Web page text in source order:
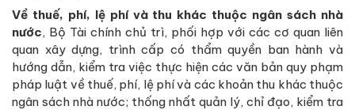
Về thuế, phí, lệ phí và thu khác thuộc ngân sách nhà
nước, Bộ Tài chính chủ trì, phối hợp với các cơ quan liên
quan xây dựng, trình cấp có thẩm quyền ban hành và
hướng dẫn, kiểm tra việc thực hiện các văn bản quy phạm
pháp luật về thuế, phí, lệ phí và các khoản thu khác thuộc
ngân sách nhà nước; thống nhất quản lý, chỉ đạo, kiểm tra